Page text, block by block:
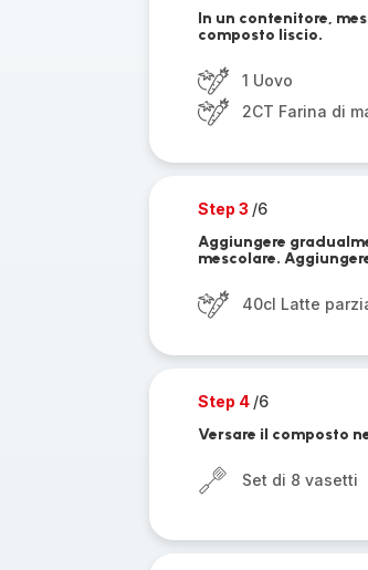
In un contenitore,
composto liscio.
1 Uovo
2CT Farina di
Step 3 /6
Aggiungere
mescolare.
40cl Latte
Step 4 /6
Versare il composto
Set di 8 vasetti